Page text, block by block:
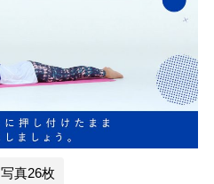
写真26枚